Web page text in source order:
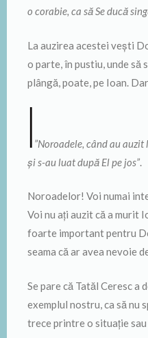
o corabie, ca să Se ducă
La auzirea acestei vești
o parte, în pustiu, unde să
plângă, poate, pe Ioan.
”Noroadele, când au
și s-au luat după El pe jos”.
Noroadelor! Voi numai
Voi nu ați auzit că a murit
foarte important pentru
seama că ar avea nevoie
Se pare că Tatăl Ceresc a
exemplul nostru, ca să nu
trece printre o situație